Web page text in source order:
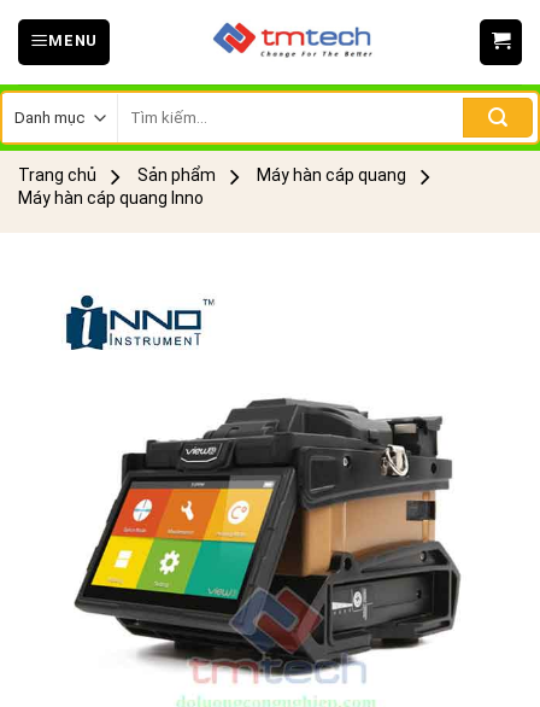
Skip
MENU
kiếm:
Trang chủ Sản phẩm
Máy hàn cáp quang
Máy hàn cáp quang Inno